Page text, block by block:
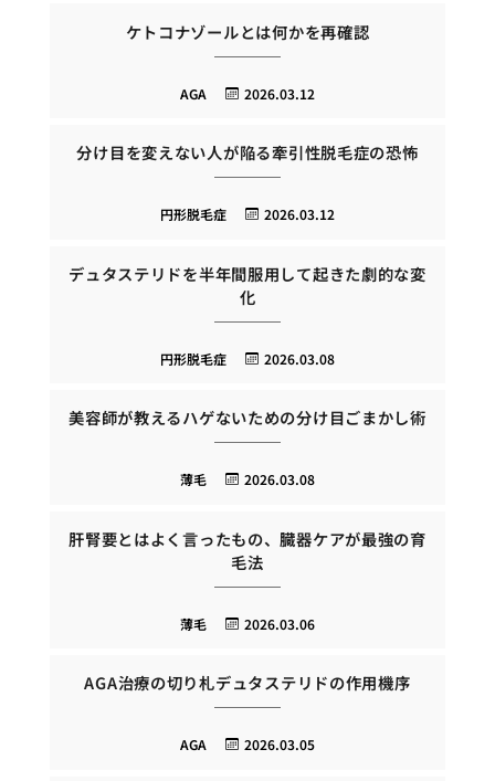
ケトコナゾールとは何かを再確認
2026.03.12
AGA
分け目を変えない人が陥る牽引性脱毛症の恐怖
2026.03.12
円形脱毛症
デュタステリドを半年間服用して起きた劇的な変
化
2026.03.08
円形脱毛症
美容師が教えるハゲないための分け目ごまかし術
2026.03.08
薄毛
肝腎要とはよく言ったもの、臓器ケアが最強の育
毛法
2026.03.06
薄毛
AGA治療の切り札デュタステリドの作用機序
2026.03.05
AGA